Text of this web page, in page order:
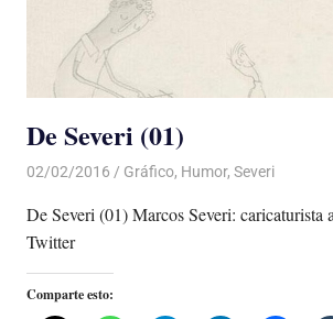
De Severi (01)
02/02/2016 Luis Castellanos
Gráfico, Humor, Severi
De Severi (01) Marcos Severi: caricaturista
Twitter
Comparte esto: